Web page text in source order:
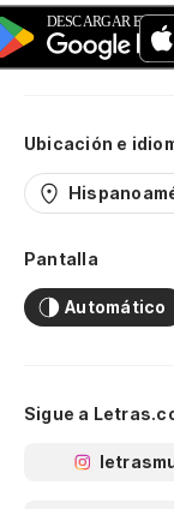
Ubicación e
Pantalla
Automático
Sigue a